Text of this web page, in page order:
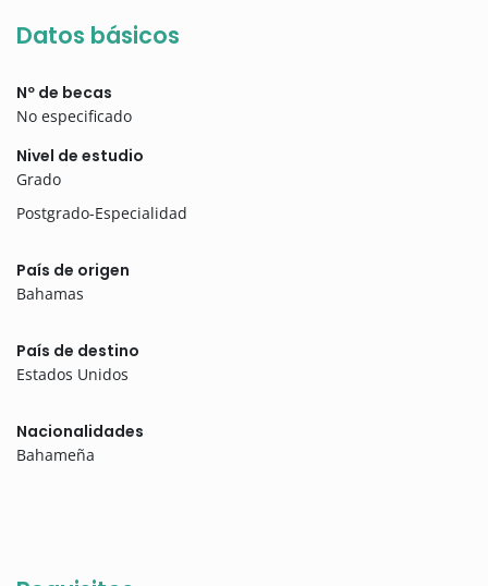
Datos básicos
Nº de becas
No especificado
Nivel de estudio
Grado
Postgrado-Especialidad
País de origen
Bahamas
País de destino
Estados Unidos
Nacionalidades
Bahameña